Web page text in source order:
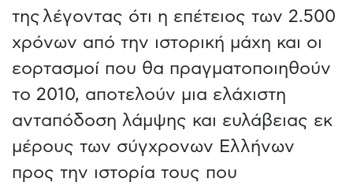
της λέγοντας ότι η επέτειος των 2.500
χρόνων από την ιστορική μάχη και οι
εορτασμοί που θα πραγματοποιηθούν
το 2010, αποτελούν μια ελάχιστη
ανταπόδοση λάμψης και ευλάβειας εκ
μέρους των σύγχρονων Ελλήνων
προς την ιστορία τους που